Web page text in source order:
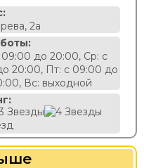
2а
до 20:00, Ср: с
20:00, Пт: с 09:00 до
Вс: выходной